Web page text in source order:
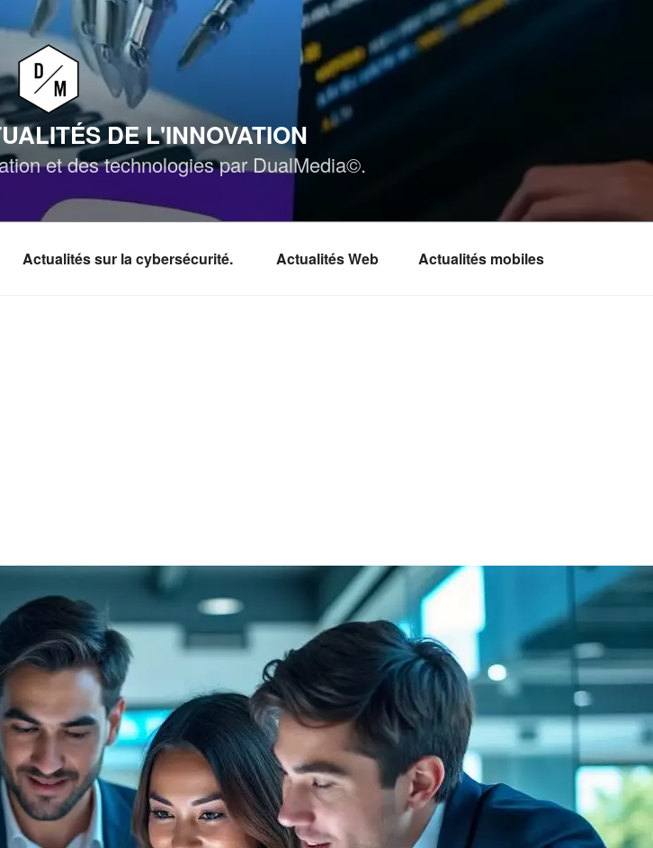
DE L'INNOVATION
et des technologies par DualMedia©.
Actualités sur la cybersécurité. Actualités Web Actualités mobiles